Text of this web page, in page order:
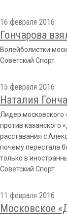
16 февраля 2016
Гончарова
Волейболистки
Советский Спорт
15 февраля 2016
Наталия
Лидер
против казанского
расставания с
почему перестала
только в
Советский Спорт
11 февраля 2016
Московское